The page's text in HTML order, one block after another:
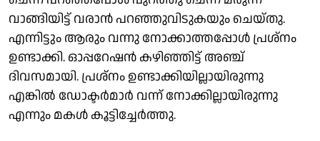
വാങ്ങിയിട്ട് വരാൻ പറഞ്ഞുവിടുകയും ചെയ്തു.
എന്നിട്ടും ആരും വന്നു നോക്കാത്തപ്പോൾ പ്രശ്നം
ഉണ്ടാക്കി. ഓപ്പറേഷൻ കഴിഞ്ഞിട്ട് അഞ്ച്
ദിവസമായി. പ്രശ്നം ഉണ്ടാക്കിയില്ലായിരുന്നു
എങ്കിൽ ഡോക്ടർമാർ വന്ന് നോക്കില്ലായിരുന്നു
എന്നും മകൾ കൂട്ടിച്ചേർത്തു.